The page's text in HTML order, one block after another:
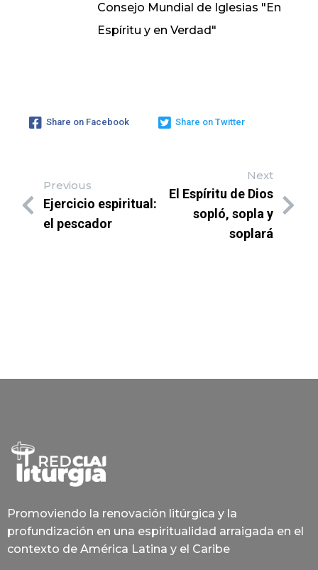
Consejo Mundial de Iglesias "En
Espíritu y en Verdad"
Share on Facebook Share on Twitter
Previous
Ejercicio espiritual:
el pescador
Next
El Espíritu de Dios
sopló, sopla y
soplará
Promoviendo la renovación litúrgica y la
profundización en una espiritualidad arraigada en el
contexto de América Latina y el Caribe